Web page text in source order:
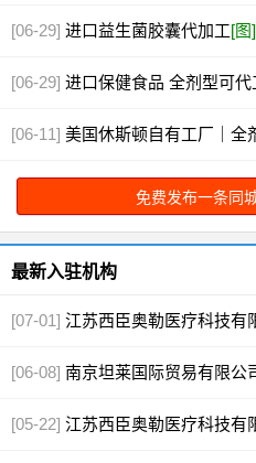
[06-29] 进口益生菌胶囊代加工[图]
[06-29] 进口保健食品 全剂型可代
[06-11] 美国休斯顿自有工厂｜全
代工[图]
免费发布一条同
最新入驻机构
[07-01] 江苏西臣奥勒医疗科技有
[06-08] 南京坦莱国际贸易有限公
[05-22] 江苏西臣奥勒医疗科技有